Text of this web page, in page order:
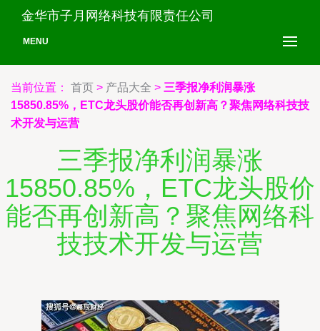
金华市子月网络科技有限责任公司
MENU
当前位置： 首页 > 产品大全 > 三季报净利润暴涨
15850.85%，ETC龙头股价能否再创新高？聚焦网络科技技
术开发与运营
三季报净利润暴涨
15850.85%，ETC龙头股价
能否再创新高？聚焦网络科
技技术开发与运营